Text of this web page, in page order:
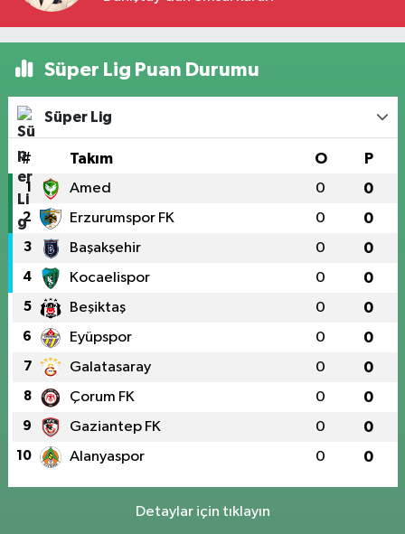
Süper Lig Puan Durumu
Süper Lig
# Takım O P
1 Amed 0 0
2 Erzurumspor FK 0 0
3 Başakşehir 0 0
4 Kocaelispor 0 0
5 Beşiktaş 0 0
6 Eyüpspor 0 0
7 Galatasaray 0 0
8 Çorum FK 0 0
9 Gaziantep FK 0 0
10 Alanyaspor 0 0
Detaylar için tıklayın